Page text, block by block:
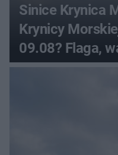
Sinice Krynica
Krynicy
09.08? Flaga,